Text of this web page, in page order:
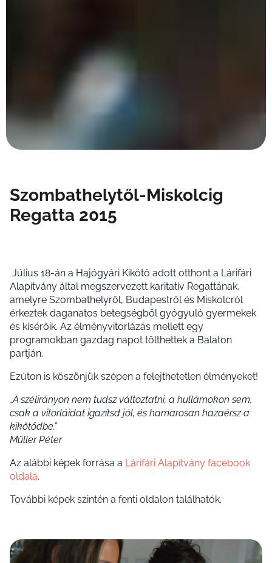
Szombathelytől-Miskolcig
Regatta 2015
Július 18-án a Hajógyári Kikötő adott otthont a Lárifári
Alapítvány által megszervezett karitatív Regattának,
amelyre Szombathelyről, Budapestről és Miskolcról
érkeztek daganatos betegségből gyógyuló gyermekek
és kísérőik. Az élményvitorlázás mellett egy
programokban gazdag napot tölthettek a Balaton
partján.
Ezúton is köszönjük szépen a felejthetetlen élményeket!
„A szélirányon nem tudsz változtatni, a hullámokon sem,
csak a vitorláidat igazítsd jól, és hamarosan hazaérsz a
kikötődbe.”
Müller Péter
Az alábbi képek forrása a Lárifári Alapítvány facebook
oldala.
További képek szintén a fenti oldalon találhatók.